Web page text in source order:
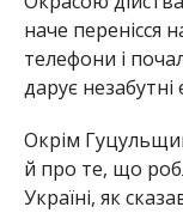
наче перенісся
телефони і
дарує незабутні
Окрім
й про те, що
Україні, як